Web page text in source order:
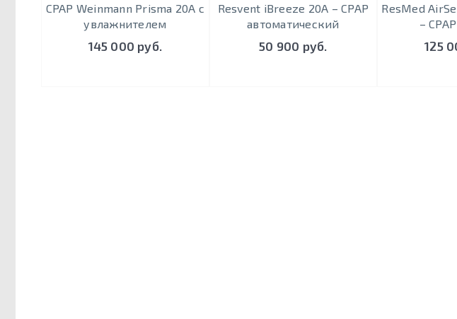
CPAP Weinmann Prisma 20A c
увлажнителем
145 000 руб.
Resvent iBreeze 20A – CPAP
автоматический
50 900 руб.
ResMed
–
125